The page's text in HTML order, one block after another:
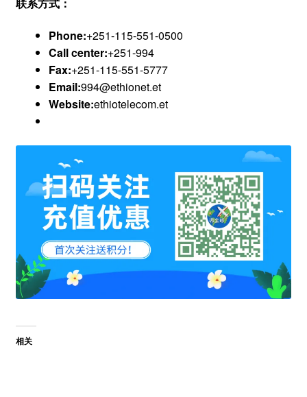
Phone:+251-115-551-0500
Call center:+251-994
Fax:+251-115-551-5777
Email:994@ethionet.et
Website:ethiotelecom.et
相关